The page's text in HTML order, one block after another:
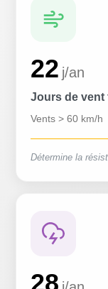
22 j/an
Jours de vent
Vents > 60 km/h
Détermine la
28